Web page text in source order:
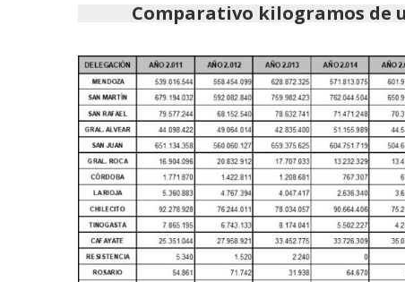
Comparativo kilogramos de